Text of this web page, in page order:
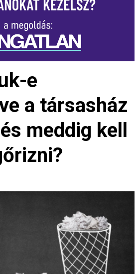
e
a társasház
meddig kell